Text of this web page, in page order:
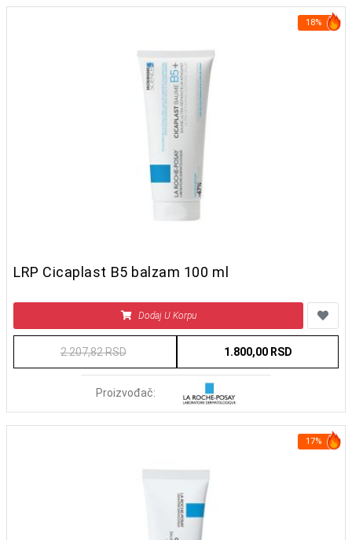
18%
LRP Cicaplast B5 balzam 100 ml
Dodaj U Korpu
2.207,82 RSD 1.800,00 RSD
Proizvođač:
17%